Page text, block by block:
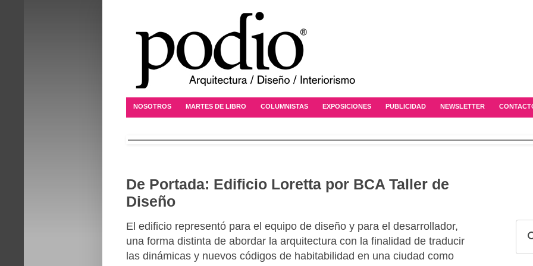
NOSOTROS MARTES DE LIBRO COLUMNISTAS EXPOSICIONES PUBLICIDAD NEWSLETTER
De Portada: Edificio Loretta por BCA Taller de
Diseño
El edificio representó para el equipo de diseño y para el desarrollador,
una forma distinta de abordar la arquitectura con la finalidad de traducir
las dinámicas y nuevos códigos de habitabilidad en una ciudad como